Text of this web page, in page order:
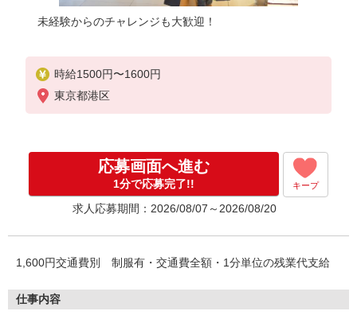
未経験からのチャレンジも大歓迎！
時給1500円〜1600円
東京都港区
応募画面へ進む
1分で応募完了!! キープ
求人応募期間：2026/08/07～2026/08/20
1,600円交通費別 制服有・交通費全額・1分単位の残業代支給
仕事内容